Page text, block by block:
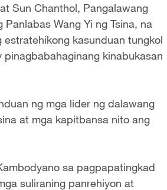
Sun Chanthol, Pangalawang
Wang Yi ng Tsina, na
kasunduan tungkol
kinabukasan
ng mga lider ng dalawang
at mga kapitbansa nito ang
sa pagpapatingkad
suliraning panrehiyon at